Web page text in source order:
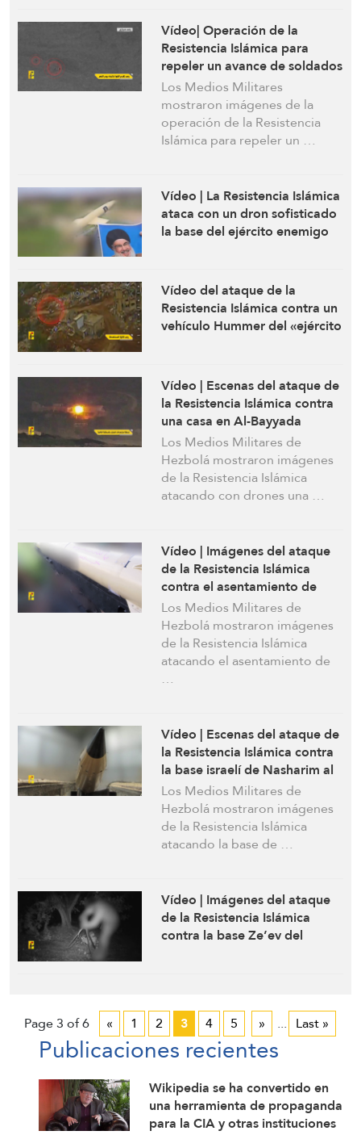
Vídeo| Operación de la
Resistencia Islámica para
repeler un avance de soldados
israelíes en la ciudad de
Taybeh
Los Medios Militares
mostraron imágenes de la
operación de la Resistencia
Islámica para repeler un …
Vídeo | La Resistencia Islámica
ataca con un dron sofisticado
la base del ejército enemigo
Vídeo del ataque de la
Resistencia Islámica contra un
vehículo Hummer del «ejército
Vídeo | Escenas del ataque de
la Resistencia Islámica contra
una casa en Al-Bayyada
donde estaban apostados
soldados sionistas
Los Medios Militares de
Hezbolá mostraron imágenes
de la Resistencia Islámica
atacando con drones una …
Vídeo | Imágenes del ataque
de la Resistencia Islámica
contra el asentamiento de
Kiryat Shmona con un misil
sofisticado
Los Medios Militares de
Hezbolá mostraron imágenes
de la Resistencia Islámica
atacando el asentamiento de
…
Vídeo | Escenas del ataque de
la Resistencia Islámica contra
la base israelí de Nasharim al
sureste de Haifa
Los Medios Militares de
Hezbolá mostraron imágenes
de la Resistencia Islámica
atacando la base de …
Vídeo | Imágenes del ataque
de la Resistencia Islámica
contra la base Ze’ev del
sofisticados
Page 3 of 6 « 1 2 3 4 5 » ... Last »
Publicaciones recientes
Wikipedia se ha convertido en
una herramienta de propaganda
para la CIA y otras instituciones